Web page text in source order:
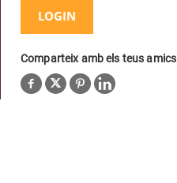
LOGIN
Comparteix amb els teus amics